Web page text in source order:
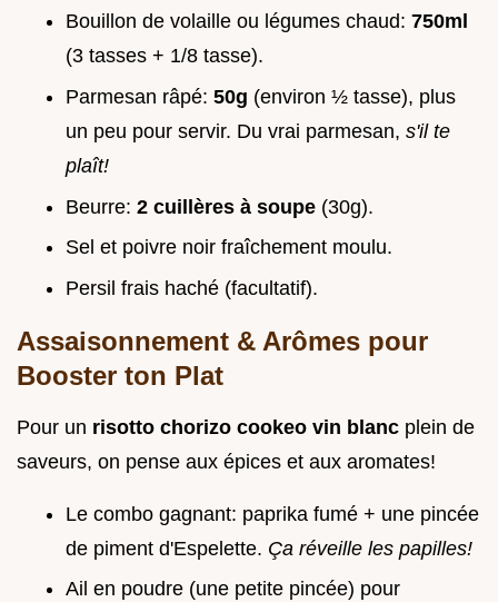
Bouillon de volaille ou légumes chaud: 750ml
(3 tasses + 1/8 tasse).
Parmesan râpé: 50g (environ ½ tasse), plus
un peu pour servir. Du vrai parmesan, s'il te
plaît!
Beurre: 2 cuillères à soupe (30g).
Sel et poivre noir fraîchement moulu.
Persil frais haché (facultatif).
Assaisonnement & Arômes pour
Booster ton Plat
Pour un risotto chorizo cookeo vin blanc plein de
saveurs, on pense aux épices et aux aromates!
Le combo gagnant: paprika fumé + une pincée
de piment d'Espelette. Ça réveille les papilles!
Ail en poudre (une petite pincée) pour